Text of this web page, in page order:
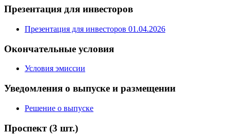
Презентация для инвесторов
Презентация для инвесторов 01.04.2026
Окончательные условия
Условия эмиссии
Уведомления о выпуске и размещении
Решение о выпуске
Проспект (3 шт.)